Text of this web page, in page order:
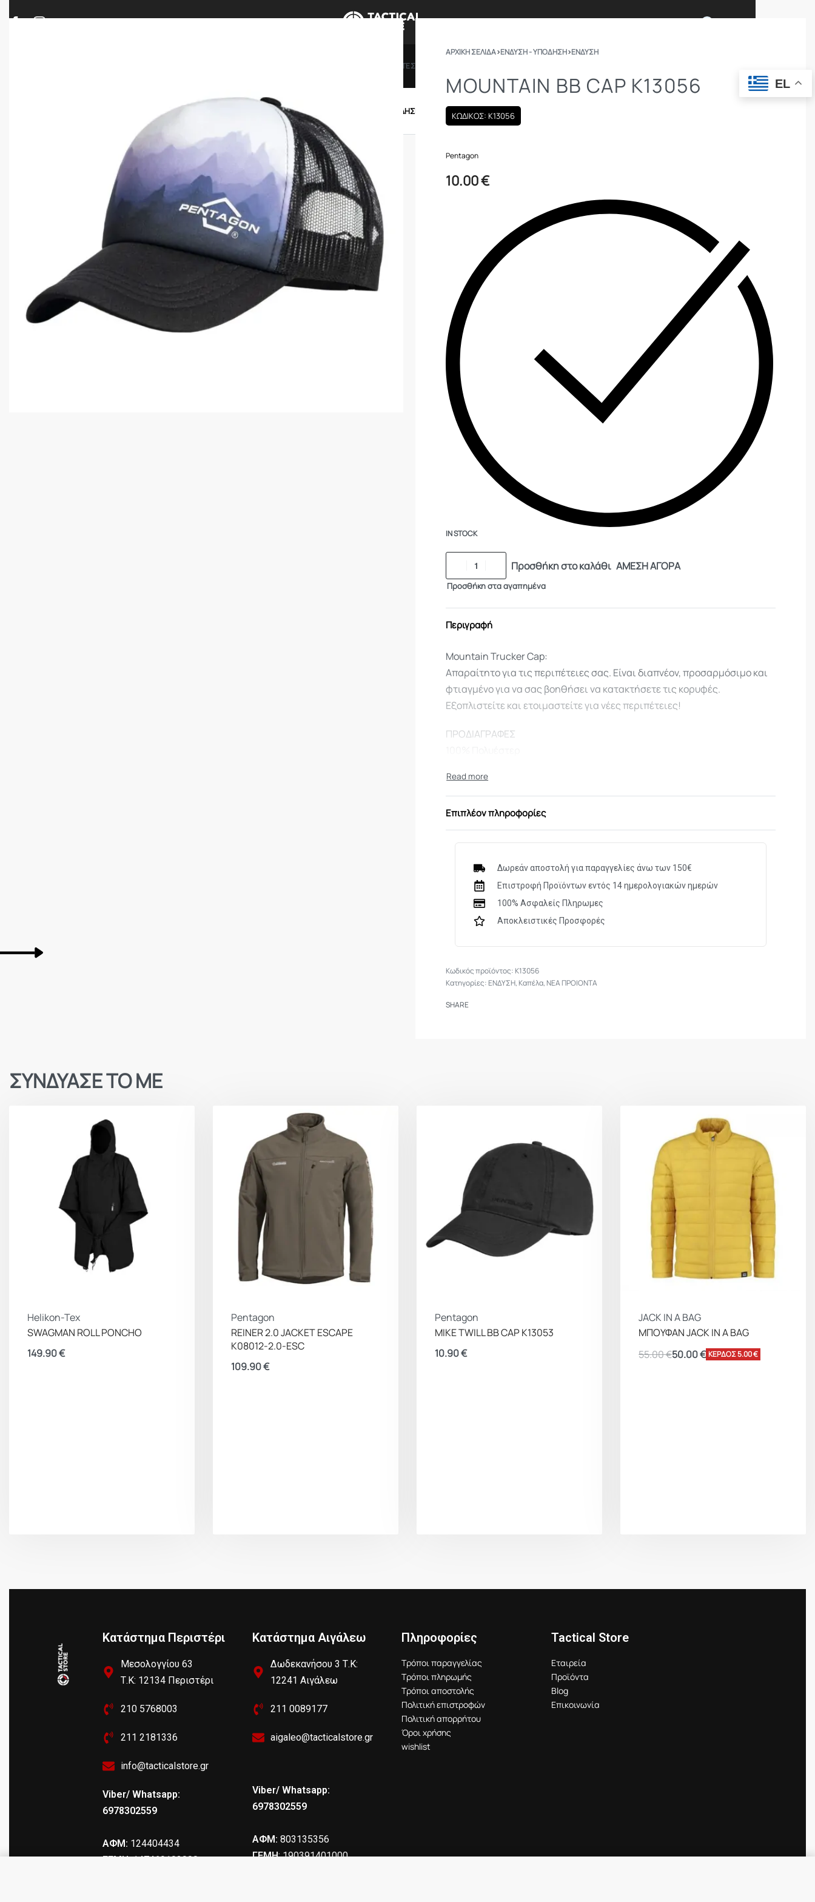
ΔΩΡΟΚΑΡΤΕΣ
ΑΕΡΟΒΟΛΑ – AIRSOFT ΕΝΔΥΣΗ – ΥΠΟΔΗΣΗ ΕΞΟΠΛΙΣΜΟΣ
ΑΡΧΙΚΉ ΣΕΛΊΔΑ›ΕΝΔΥΣΗ - ΥΠΟΔΗΣΗ›ΕΝΔΥΣΗ
MOUNTAIN BB CAP K13056
ΚΩΔΙΚΟΣ: K13056
Pentagon
10.00€
IN STOCK
Προσθήκη στο καλάθι ΑΜΕΣΗ ΑΓΟΡΑ
Προσθήκη στα αγαπημένα
Περιγραφή
Mountain Trucker Cap:
Απαραίτητο για τις περιπέτειες σας. Είναι διαπνέον, προσαρμόσιμο και
φτιαγμένο για να σας βοηθήσει να κατακτήσετε τις κορυφές.
Εξοπλιστείτε και ετοιμαστείτε για νέες περιπέτειες!
ΠΡΟΔΙΑΓΡΑΦΕΣ
Σχεδιασμός 5 πάνελ
Γείσο φορμαρισμένο
Ιμάντας προσαρμογής μεγέθους
Ένα μέγεθος
Επιπλέον πληροφορίες
Δωρεάν αποστολή για παραγγελίες άνω των 150€
Επιστροφή Προϊόντων εντός 14 ημερολογιακών ημερών
100% Ασφαλείς Πληρωμες
Αποκλειστικές Προσφορές
K13056
Κατηγορίες: ΕΝΔΥΣΗ, Καπέλα, ΝΕΑ ΠΡΟΙΟΝΤΑ
SHARE
ΣΥΝΔΥΑΣΕ ΤΟ ΜΕ
Helikon-Tex
SWAGMAN ROLL PONCHO
149.90€
Pentagon
REINER 2.0 JACKET ESCAPE
K08012-2.0-ESC
109.90€
Pentagon
MIKE TWILL BB CAP K13053
10.90€
JACK IN A BAG
ΜΠΟΥΦΑΝ JACK IN A BAG
55.00€50.00€ ΚΕΡΔΟΣ 5.00 €
Κατάστημα Περιστέρι
Μεσολογγίου 63
Τ.Κ: 12134 Περιστέρι
210 5768003
211 2181336
info@tacticalstore.gr
Viber/ Whatsapp:
6978302559
ΑΦΜ: 124404434
ΓΕΜΗ: 147469103000
Κατάστημα Αιγάλεω
Δωδεκανήσου 3 Τ.Κ:
12241 Αιγάλεω
211 0089177
aigaleo@tacticalstore.gr
Viber/ Whatsapp:
6978302559
ΑΦΜ: 803135356
ΓΕΜΗ: 190391401000
Πληροφορίες
Τρόποι παραγγελίας
Τρόποι πληρωμής
Τρόποι αποστολής
Πολιτική επιστροφών
Πολιτική απορρήτου
Όροι χρήσης
wishlist
Tactical Store
Εταιρεία
Προϊόντα
Blog
Επικοινωνία
EL